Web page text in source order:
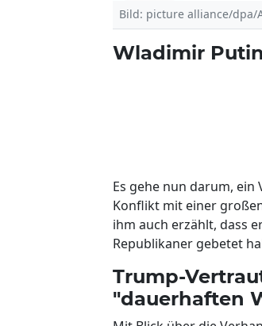
Bild: picture alliance/dpa/
Wladimir
Es gehe nun darum,
Konflikt mit einer
ihm auch erzählt, dass
Republikaner gebetet
Trump-
"dauerhaften